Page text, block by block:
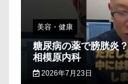
美容・健康
糖尿病の薬で膀胱炎
相模原内科
2026年7月23日